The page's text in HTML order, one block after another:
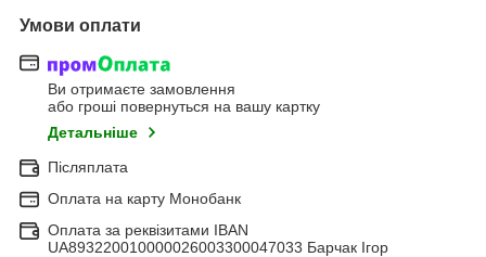
Умови оплати
Ви отримаєте замовлення
або гроші повернуться на вашу картку
Детальніше
Післяплата
Оплата на карту Монобанк
Оплата за реквізитами IBAN
UA893220010000026003300047033 Барчак Ігор